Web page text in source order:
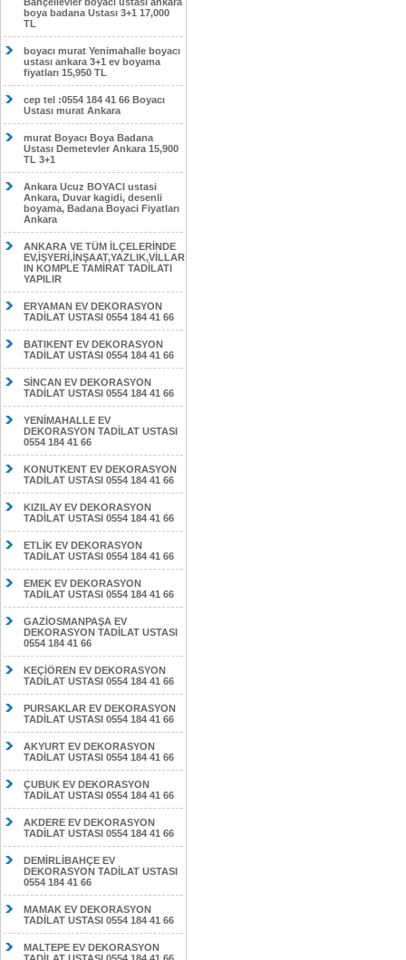
boya badana Ustası 3+1 17,000
TL
boyacı murat Yenimahalle boyacı
ustası ankara 3+1 ev boyama
fiyatları 15,950 TL
cep tel :0554 184 41 66 Boyacı
Ustası murat Ankara
murat Boyacı Boya Badana
Ustası Demetevler Ankara 15,900
TL 3+1
Ankara Ucuz BOYACI ustasi
Ankara, Duvar kagidi, desenli
boyama, Badana Boyaci Fiyatları
Ankara
ANKARA VE TÜM İLÇELERİNDE
EV,İŞYERİ,İNŞAAT,YAZLIK,VİLLAR
IN KOMPLE TAMİRAT TADİLATI
YAPILIR
ERYAMAN EV DEKORASYON
TADİLAT USTASI 0554 184 41 66
BATIKENT EV DEKORASYON
TADİLAT USTASI 0554 184 41 66
SİNCAN EV DEKORASYON
TADİLAT USTASI 0554 184 41 66
YENİMAHALLE EV
DEKORASYON TADİLAT USTASI
0554 184 41 66
KONUTKENT EV DEKORASYON
TADİLAT USTASI 0554 184 41 66
KIZILAY EV DEKORASYON
TADİLAT USTASI 0554 184 41 66
ETLİK EV DEKORASYON
TADİLAT USTASI 0554 184 41 66
EMEK EV DEKORASYON
TADİLAT USTASI 0554 184 41 66
GAZİOSMANPAŞA EV
DEKORASYON TADİLAT USTASI
0554 184 41 66
KEÇİÖREN EV DEKORASYON
TADİLAT USTASI 0554 184 41 66
PURSAKLAR EV DEKORASYON
TADİLAT USTASI 0554 184 41 66
AKYURT EV DEKORASYON
TADİLAT USTASI 0554 184 41 66
ÇUBUK EV DEKORASYON
TADİLAT USTASI 0554 184 41 66
AKDERE EV DEKORASYON
TADİLAT USTASI 0554 184 41 66
DEMİRLİBAHÇE EV
DEKORASYON TADİLAT USTASI
0554 184 41 66
MAMAK EV DEKORASYON
TADİLAT USTASI 0554 184 41 66
MALTEPE EV DEKORASYON